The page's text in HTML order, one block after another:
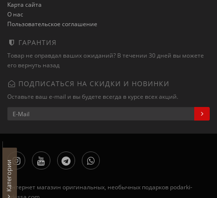
Карта сайта
О нас
Пользовательское соглашение
ГАРАНТИЯ
Товар не оправдал ваших ожиданий? В течении 30 дней вы можете
его вернуть назад
ПОДПИСАТЬСЯ НА СКИДКИ И НОВИНКИ
Оставьте ваш e-mail и вы будете всегда в курсе всех акций.
Интернет магазин оригинальных, необычных подарков podarki-
Категории